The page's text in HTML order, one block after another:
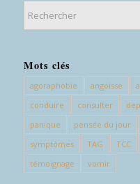
E-mail*
En vous abonnant à ma
Mots clés
agoraphobie angoisse
conduire
consulter
panique
pensée du jour
symptômes
TAG TCC
témoignage
vomir